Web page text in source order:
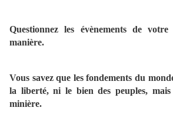
Questionnez les évènements de
manière.
Vous savez que les fondements du
la liberté, ni le bien des peuples, mais
minière.